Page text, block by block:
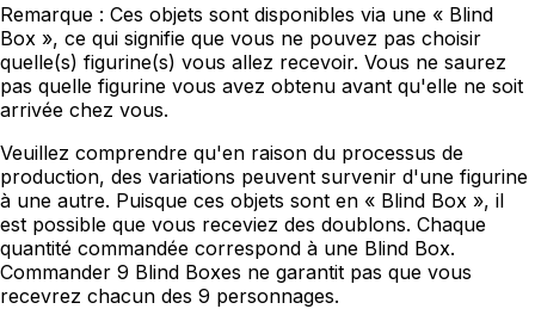
Remarque : Ces objets sont disponibles via une « Blind
Box », ce qui signifie que vous ne pouvez pas choisir
quelle(s) figurine(s) vous allez recevoir. Vous ne saurez
pas quelle figurine vous avez obtenu avant qu'elle ne soit
arrivée chez vous.
Veuillez comprendre qu'en raison du processus de
production, des variations peuvent survenir d'une figurine
à une autre. Puisque ces objets sont en « Blind Box », il
est possible que vous receviez des doublons. Chaque
quantité commandée correspond à une Blind Box.
Commander 9 Blind Boxes ne garantit pas que vous
recevrez chacun des 9 personnages.